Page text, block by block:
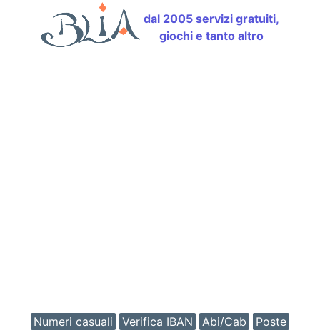
dal 2005 servizi gratuiti,
giochi e tanto altro
Numeri casuali Verifica IBAN Abi/Cab
Poste